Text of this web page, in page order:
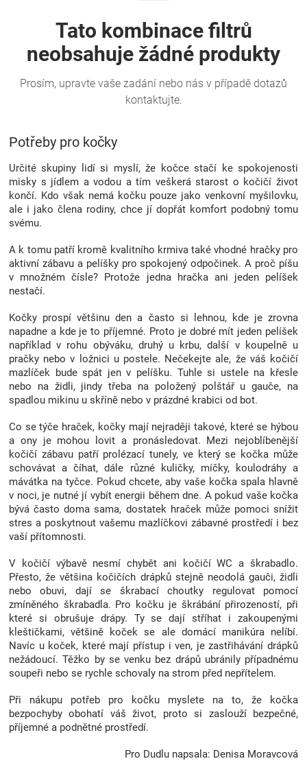
oblečení
Novinky
Blog
Hračkářství
Přihlášení
Potřeby pro kočky
Určité skupiny lidí si myslí, že kočce stačí ke spokojenosti
misky s jídlem a vodou a tím veškerá starost o kočičí život
končí. Kdo však nemá kočku pouze jako venkovní myšilovku,
ale i jako člena rodiny, chce jí dopřát komfort podobný tomu
svému.
A k tomu patří kromě kvalitního krmiva také vhodné hračky pro
aktivní zábavu a pelíšky pro spokojený odpočinek. A proč píšu
v množném čísle? Protože jedna hračka ani jeden pelíšek
nestačí.
Kočky prospí většinu den a často si lehnou, kde je zrovna
napadne a kde je to příjemné. Proto je dobré mít jeden pelíšek
například v rohu obýváku, druhý u krbu, další v koupelně u
pračky nebo v ložnici u postele. Nečekejte ale, že váš kočičí
mazlíček bude spát jen v pelíšku. Tuhle si ustele na křesle
nebo na židli, jindy třeba na položený polštář u gauče, na
spadlou mikinu u skříně nebo v prázdné krabici od bot.
Co se týče hraček, kočky mají nejraději takové, které se hýbou
a ony je mohou lovit a pronásledovat. Mezi nejoblíbenější
kočičí zábavu patří prolézací tunely, ve který se kočka může
schovávat a číhat, dále různé kuličky, míčky, koulodráhy a
mávátka na tyčce. Pokud chcete, aby vaše kočka spala hlavně
v noci, je nutné jí vybít energii během dne. A pokud vaše kočka
bývá často doma sama, dostatek hraček může pomoci snížit
stres a poskytnout vašemu mazlíčkovi zábavné prostředí i bez
vaší přítomnosti.
V kočičí výbavě nesmí chybět ani kočičí WC a škrabadlo.
Přesto, že většina kočičích drápků stejně neodolá gauči, židli
nebo obuvi, dají se škrabací choutky regulovat pomocí
zmíněného škrabadla. Pro kočku je škrábání přirozeností, při
které si obrušuje drápy. Ty se dají stříhat i zakoupenými
kleštičkami, většině koček se ale domácí manikúra nelíbí.
Navíc u koček, které mají přístup i ven, je zastřihávání drápků
nežádoucí. Těžko by se venku bez drápů ubránily případnému
soupeři nebo se rychle schovaly na strom před nepřítelem.
Při nákupu potřeb pro kočku myslete na to, že kočka
bezpochyby obohatí váš život, proto si zaslouží bezpečné,
příjemné a podnětné prostředí.
Pro Dudlu napsala: Denisa Moravcová